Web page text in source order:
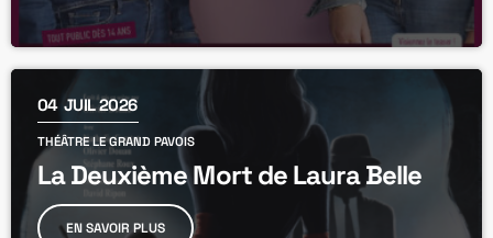
04 JUIL 2026
THÉÂTRE LE GRAND PAVOIS
La Deuxième Mort de Laura Belle
EN SAVOIR PLUS